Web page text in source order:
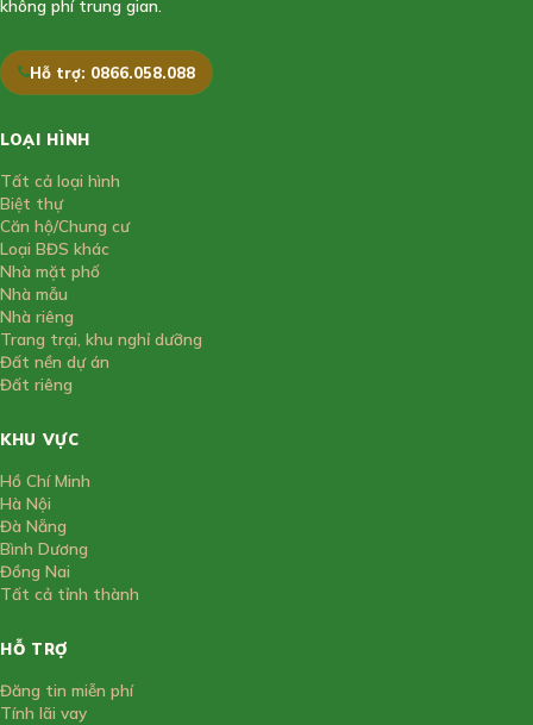
không phí trung gian.
Hỗ trợ: 0866.058.088
LOẠI HÌNH
Tất cả loại hình
Biệt thự
Căn hộ/Chung cư
Loại BĐS khác
Nhà mặt phố
Nhà mẫu
Nhà riêng
Trang trại, khu nghỉ dưỡng
Đất nền dự án
Đất riêng
KHU VỰC
Hồ Chí Minh
Hà Nội
Đà Nẵng
Bình Dương
Đồng Nai
Tất cả tỉnh thành
HỖ TRỢ
Đăng tin miễn phí
Tính lãi vay